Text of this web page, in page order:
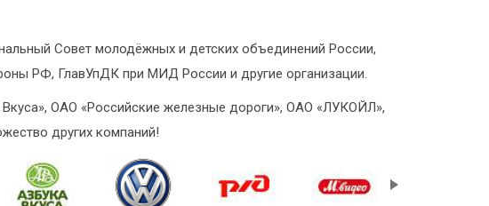
Совет молодёжных и детских объединений России,
РФ, ГлавУпДК при МИД России и другие организации.
ОАО «Российские железные дороги», ОАО «ЛУКОЙЛ»,
других компаний!